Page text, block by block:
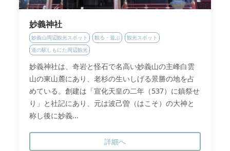
妙義神社
妙義山周辺観光スポット 観る・遊ぶ
観光スポット
道の駅しもにた周辺観光
妙義神社は、奇岩と怪石で名高い妙義山の主峰白雲
山の東山麓にあり、老杉の生いしげる景勝の地を占
めている。創建は「宣化天皇の二年（537）に鎮祭せ
り」と社記にあり、元は波己曽（はこそ）の大神と
称し後に妙義...
詳細へ